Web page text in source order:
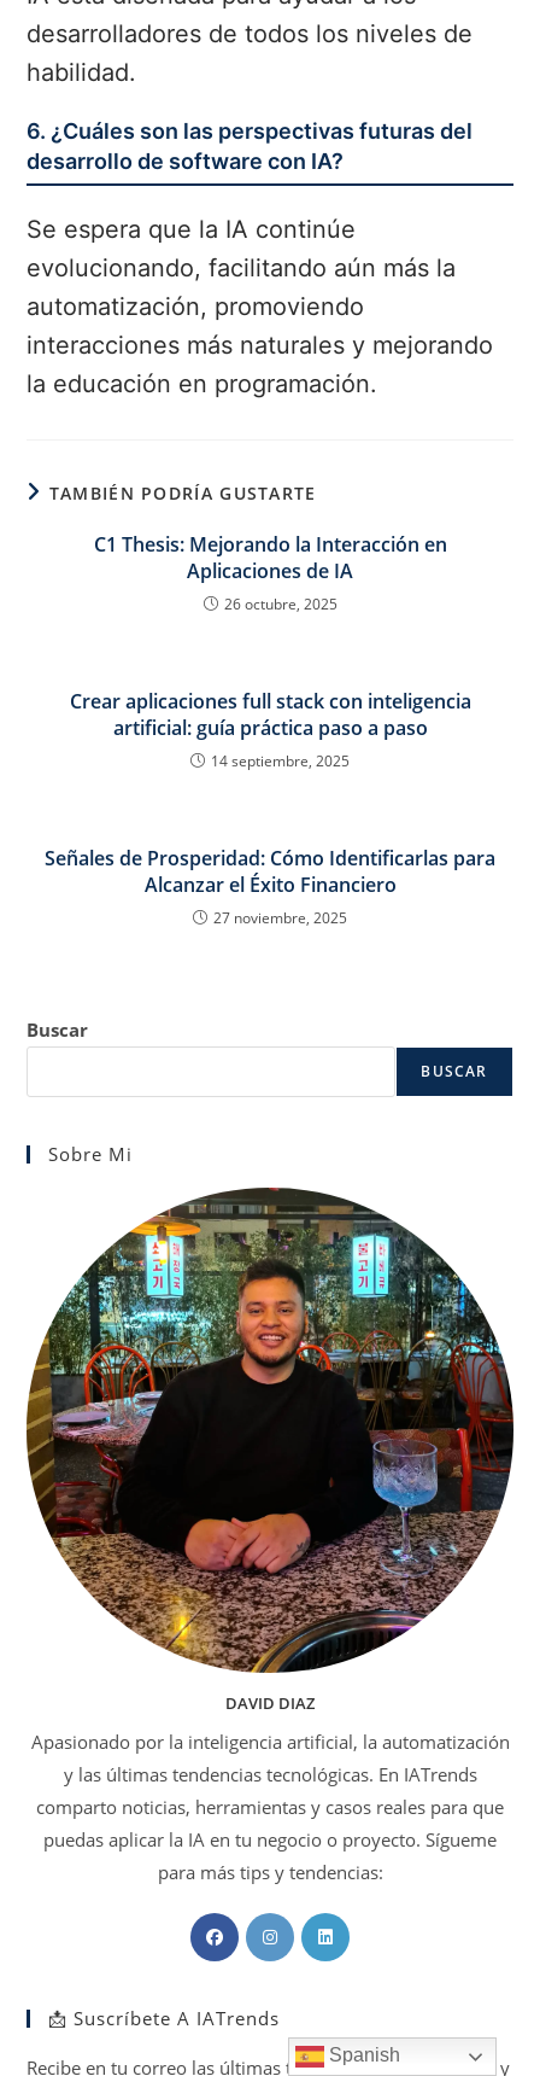
desarrolladores de todos los niveles de
habilidad.
6. ¿Cuáles son las perspectivas futuras del
desarrollo de software con IA?
Se espera que la IA continúe
evolucionando, facilitando aún más la
automatización, promoviendo
interacciones más naturales y mejorando
la educación en programación.
TAMBIÉN PODRÍA GUSTARTE
C1 Thesis: Mejorando la Interacción en
Aplicaciones de IA
26 octubre, 2025
Crear aplicaciones full stack con inteligencia
artificial: guía práctica paso a paso
14 septiembre, 2025
Señales de Prosperidad: Cómo Identificarlas para
Alcanzar el Éxito Financiero
27 noviembre, 2025
Buscar
BUSCAR
Sobre Mi
DAVID DIAZ
Apasionado por la inteligencia artificial, la automatización
y las últimas tendencias tecnológicas. En IATrends
comparto noticias, herramientas y casos reales para que
puedas aplicar la IA en tu negocio o proyecto. Sígueme
para más tips y tendencias:
Se
abre
una
Se
abre
nueva
Se
nueva
📩 Suscríbete A IATrends
Recibe en tu correo las últimas tendencias, herramientas y
Spanish